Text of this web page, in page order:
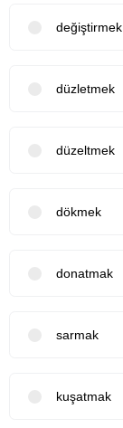
değiştirmek
düzletmek
düzeltmek
dökmek
donatmak
sarmak
kuşatmak